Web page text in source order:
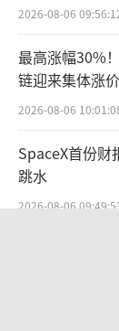
2026-08-06
最高涨幅30%
链迎来集体涨
2026-08-06
SpaceX首份财
跳水
2026-08-06